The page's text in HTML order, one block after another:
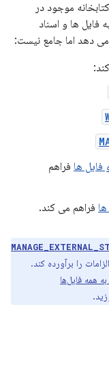
موجود در
فایل ها و اسناد
دهد اما جامع نیست:
فایل ها فراهم
فراهم می کند.
را برآورده کند.
همه فایل‌ها